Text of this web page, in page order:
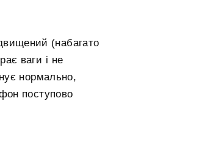
(набагато
ваги і не
нормально,
поступово